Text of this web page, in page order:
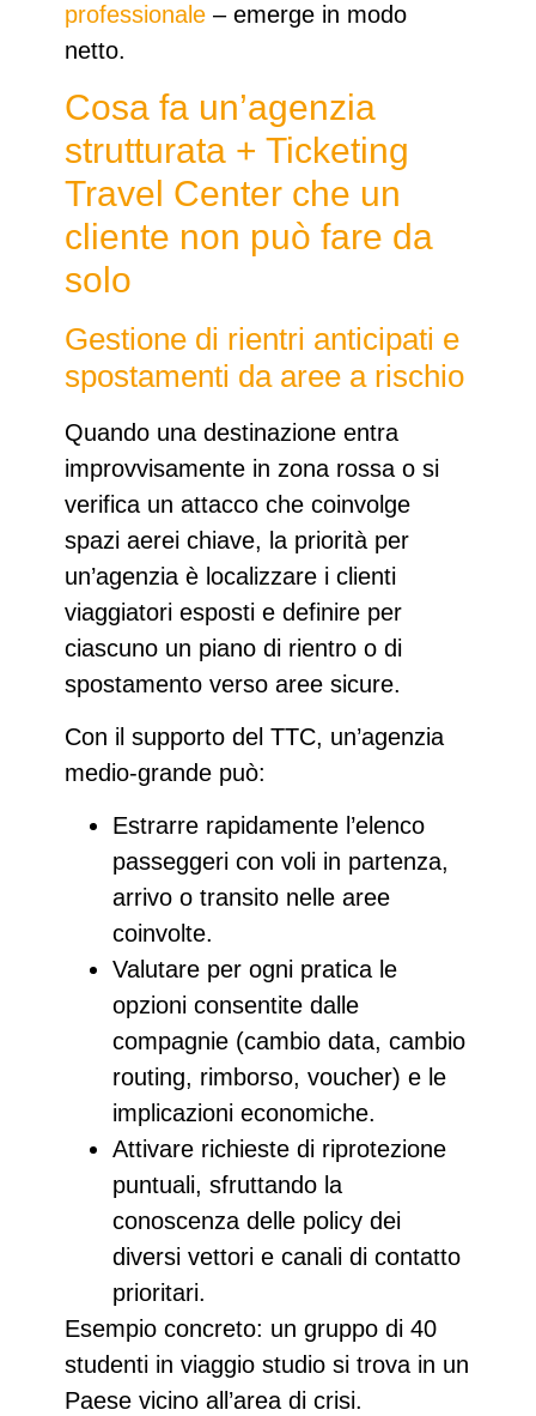
professionale – emerge in modo
netto.
Cosa fa un’agenzia
strutturata + Ticketing
Travel Center che un
cliente non può fare da
solo
Gestione di rientri anticipati e
spostamenti da aree a rischio
Quando una destinazione entra
improvvisamente in zona rossa o si
verifica un attacco che coinvolge
spazi aerei chiave, la priorità per
un’agenzia è localizzare i clienti
viaggiatori esposti e definire per
ciascuno un piano di rientro o di
spostamento verso aree sicure.
Con il supporto del TTC, un’agenzia
medio‑grande può:
Estrarre rapidamente l’elenco
passeggeri con voli in partenza,
arrivo o transito nelle aree
coinvolte.​
Valutare per ogni pratica le
opzioni consentite dalle
compagnie (cambio data, cambio
routing, rimborso, voucher) e le
implicazioni economiche.
Attivare richieste di riprotezione
puntuali, sfruttando la
conoscenza delle policy dei
diversi vettori e canali di contatto
prioritari.
Esempio concreto: un gruppo di 40
studenti in viaggio studio si trova in un
Paese vicino all’area di crisi.